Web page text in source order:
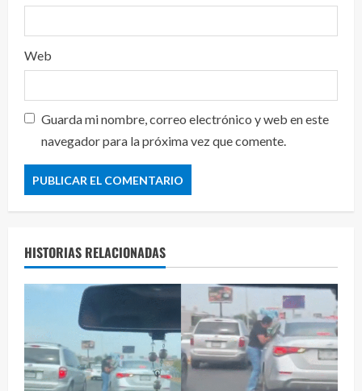
Web
Guarda mi nombre, correo electrónico y web en este
navegador para la próxima vez que comente.
HISTORIAS RELACIONADAS